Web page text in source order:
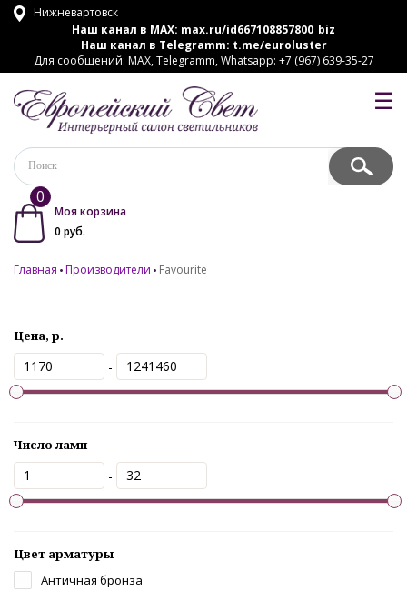
Нижневартовск
Наш канал в MAX: max.ru/id667108857800_biz
Наш канал в Telegramm: t.me/euroluster
Для сообщений: MAX, Telegramm, Whatsapp: +7 (967) 639-35-27
☰
0
Моя корзина
0 руб.
Главная Производители Favourite
Цена, р.
-
Число ламп
-
Цвет арматуры
Античная бронза